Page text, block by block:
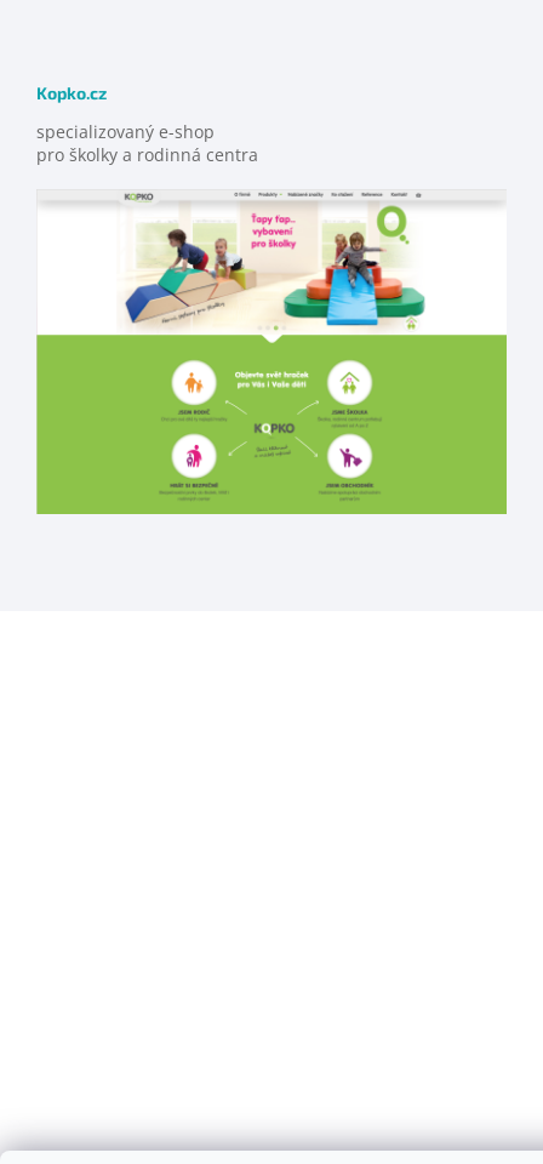
Kopko.cz
specializovaný e-shop
pro školky a rodinná centra